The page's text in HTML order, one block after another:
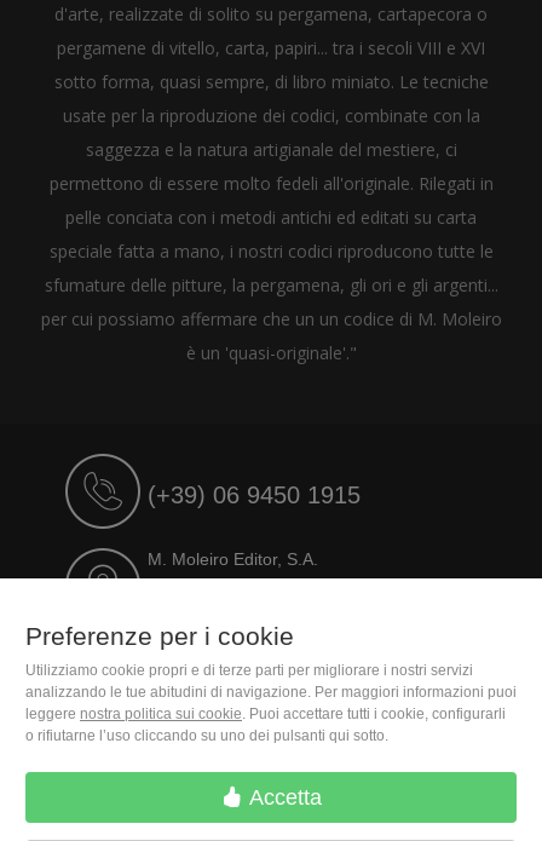
d'arte, realizzate di solito su pergamena, cartapecora o
pergamene di vitello, carta, papiri... tra i secoli VIII e XVI
sotto forma, quasi sempre, di libro miniato. Le tecniche
usate per la riproduzione dei codici, combinate con la
saggezza e la natura artigianale del mestiere, ci
permettono di essere molto fedeli all'originale. Rilegati in
pelle conciata con i metodi antichi ed editati su carta
speciale fatta a mano, i nostri codici riproducono tutte le
sfumature delle pitture, la pergamena, gli ori e gli argenti...
per cui possiamo affermare che un un codice di M. Moleiro
è un 'quasi-originale'."
(+39) 06 9450 1915
M. Moleiro Editor, S.A.
Travesera de Gracia, 17
Preferenze per i cookie
Utilizziamo cookie propri e di terze parti per migliorare i nostri servizi
analizzando le tue abitudini di navigazione. Per maggiori informazioni puoi
leggere nostra politica sui cookie. Puoi accettare tutti i cookie, configurarli
o rifiutarne l’uso cliccando su uno dei pulsanti qui sotto.
Accetta